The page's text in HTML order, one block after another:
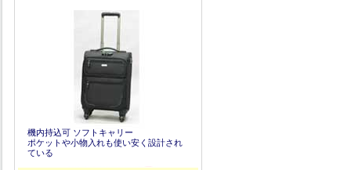
機内持込可 ソフトキャリー
ポケットや小物入れも使い安く設計され
ている